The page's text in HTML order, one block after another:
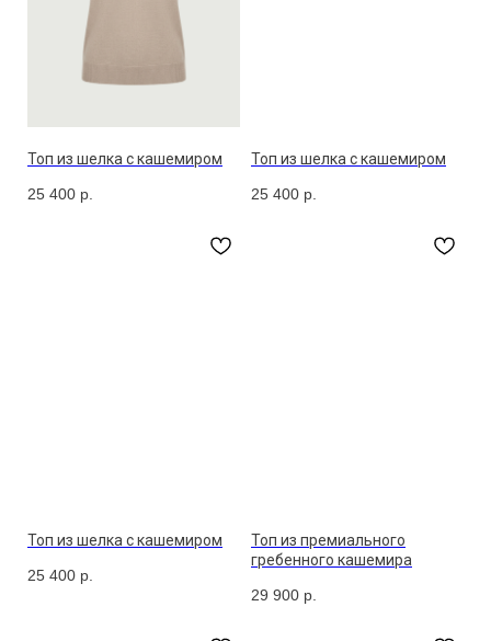
Топ из шелка с кашемиром
25 400 р.
Топ из шелка с кашемиром
25 400 р.
Топ из шелка с кашемиром
25 400 р.
Топ из премиального
гребенного кашемира
29 900 р.